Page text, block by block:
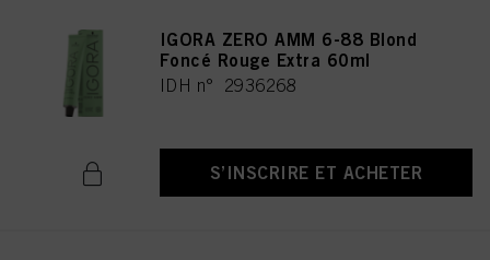
IGORA ZERO AMM 6-88 Blond
Foncé Rouge Extra 60ml
IDH n° 2936268
S’INSCRIRE ET ACHETER